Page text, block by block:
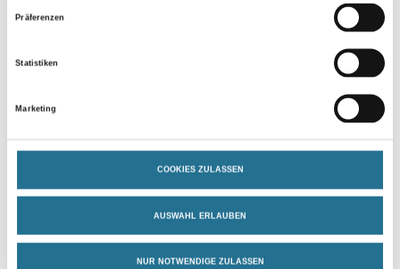
Präferenzen
Statistiken
Marketing
COOKIES ZULASSEN
AUSWAHL ERLAUBEN
NUR NOTWENDIGE ZULASSEN
PRODUKTEIGENSCHAFTEN
- Egalisiert Unebenheiten und Haarrisse
- Hohe Reißfestigkeit
- Keine Weichzeit